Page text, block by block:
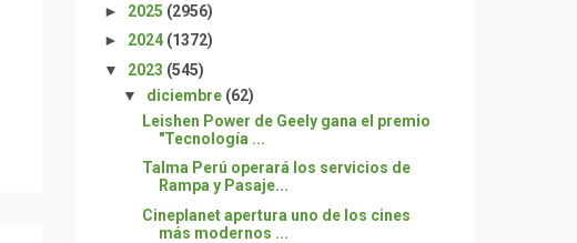
► 2025 (2956)
► 2024 (1372)
▼ 2023 (545)
▼ diciembre (62)
Leishen Power de Geely gana el premio
"Tecnología ...
Talma Perú operará los servicios de
Rampa y Pasaje...
Cineplanet apertura uno de los cines
más modernos ...